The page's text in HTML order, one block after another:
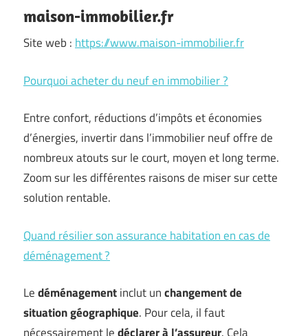
maison-immobilier.fr
Site web : https://www.maison-immobilier.fr
Pourquoi acheter du neuf en immobilier ?
Entre confort, réductions d’impôts et économies
d’énergies, invertir dans l’immobilier neuf offre de
nombreux atouts sur le court, moyen et long terme.
Zoom sur les différentes raisons de miser sur cette
solution rentable.
Quand résilier son assurance habitation en cas de
déménagement ?
Ledéménagementinclut unchangement de
situation géographique. Pour cela, il faut